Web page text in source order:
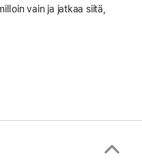
vain ja jatkaa siitä,